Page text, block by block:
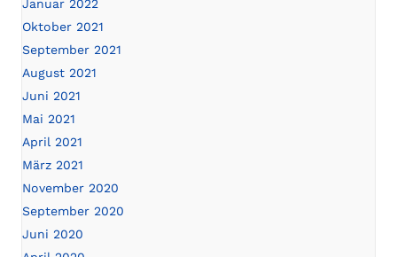
Januar 2022
Oktober 2021
September 2021
August 2021
Juni 2021
Mai 2021
April 2021
März 2021
November 2020
September 2020
Juni 2020